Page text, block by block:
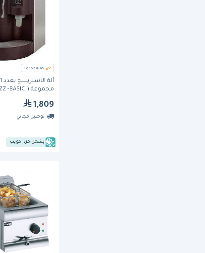
كمية محدودة
سيمونيلي
1,809
توصيل مجاني
يشحن من إكويب